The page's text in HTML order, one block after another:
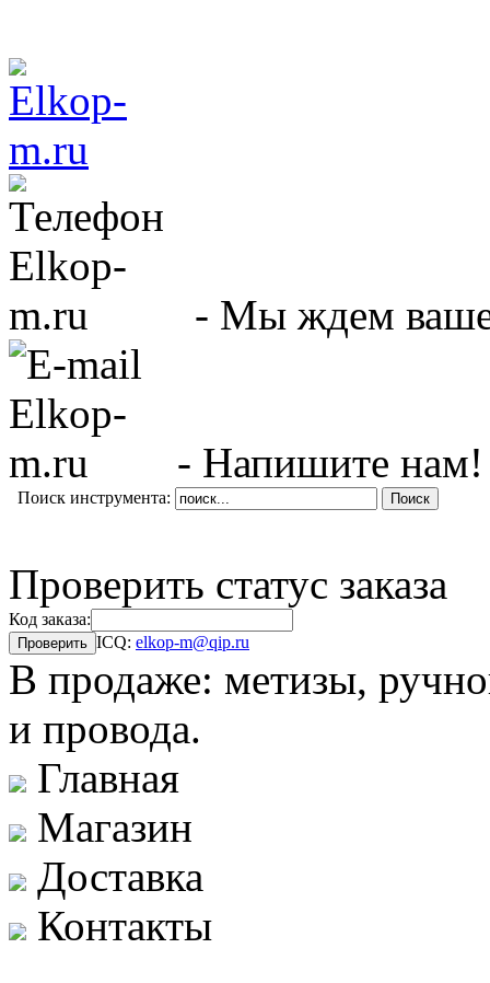
- Мы ждем
- Напишите нам!
Поиск инструмента:
Проверить статус заказа
Код заказа:
ICQ: elkop-m@qip.ru
В продаже: метизы,
и провода.
Главная
Магазин
Доставка
Контакты